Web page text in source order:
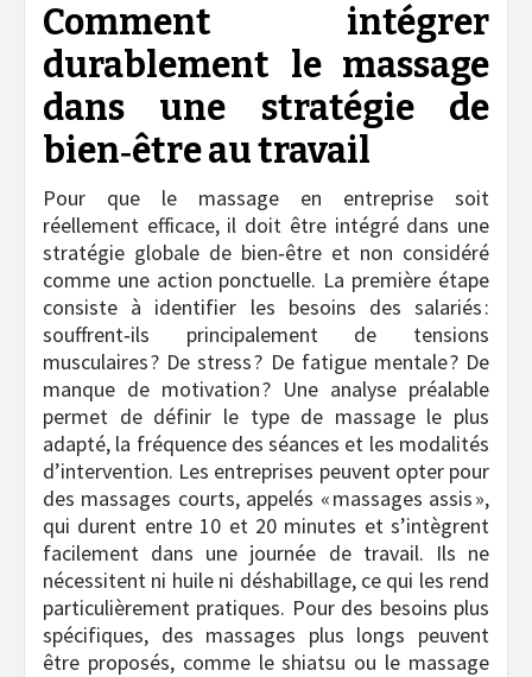
Comment intégrer
durablement le massage
dans une stratégie de
bien‑être au travail
Pour que le massage en entreprise soit
réellement efficace, il doit être intégré dans une
stratégie globale de bien‑être et non considéré
comme une action ponctuelle. La première étape
consiste à identifier les besoins des salariés :
souffrent‑ils principalement de tensions
musculaires ? De stress ? De fatigue mentale ? De
manque de motivation ? Une analyse préalable
permet de définir le type de massage le plus
adapté, la fréquence des séances et les modalités
d’intervention. Les entreprises peuvent opter pour
des massages courts, appelés « massages assis »,
qui durent entre 10 et 20 minutes et s’intègrent
facilement dans une journée de travail. Ils ne
nécessitent ni huile ni déshabillage, ce qui les rend
particulièrement pratiques. Pour des besoins plus
spécifiques, des massages plus longs peuvent
être proposés, comme le shiatsu ou le massage